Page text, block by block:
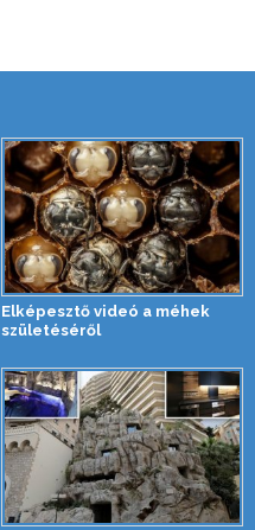
Elképesztő videó a méhek
születéséről